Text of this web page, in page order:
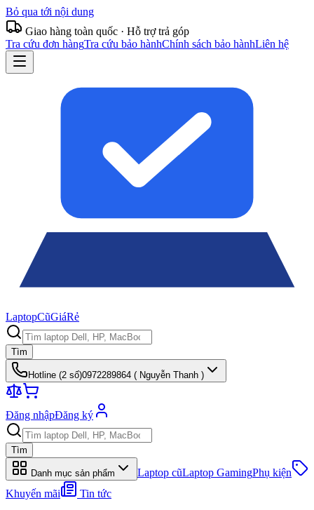
Bỏ qua tới nội dung
Giao hàng toàn quốc · Hỗ trợ trả góp
Tra cứu đơn hàngTra cứu bảo hànhChính sách bảo hànhLiên hệ
LaptopCũGiáRẻ
Tìm
Hotline (2 số)0972289864 ( Nguyễn Thanh )
Đăng nhậpĐăng ký
Tìm
Danh mục sản phẩm Laptop cũLaptop GamingPhụ kiện
Khuyến mãi
Tin tức